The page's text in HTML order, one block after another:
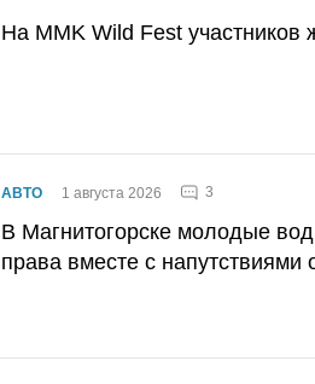
На MMK Wild Fest участников
АВТО 1 августа 2026 3
В Магнитогорске молодые
права вместе с напутствиями